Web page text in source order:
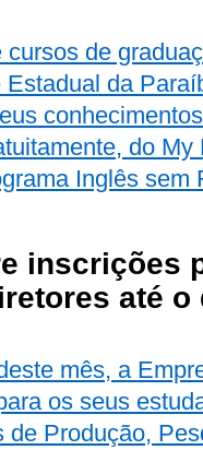
cursos de
Estadual da
do
Inglês
inscrições
até o
mês, a
os seus
de Produção,